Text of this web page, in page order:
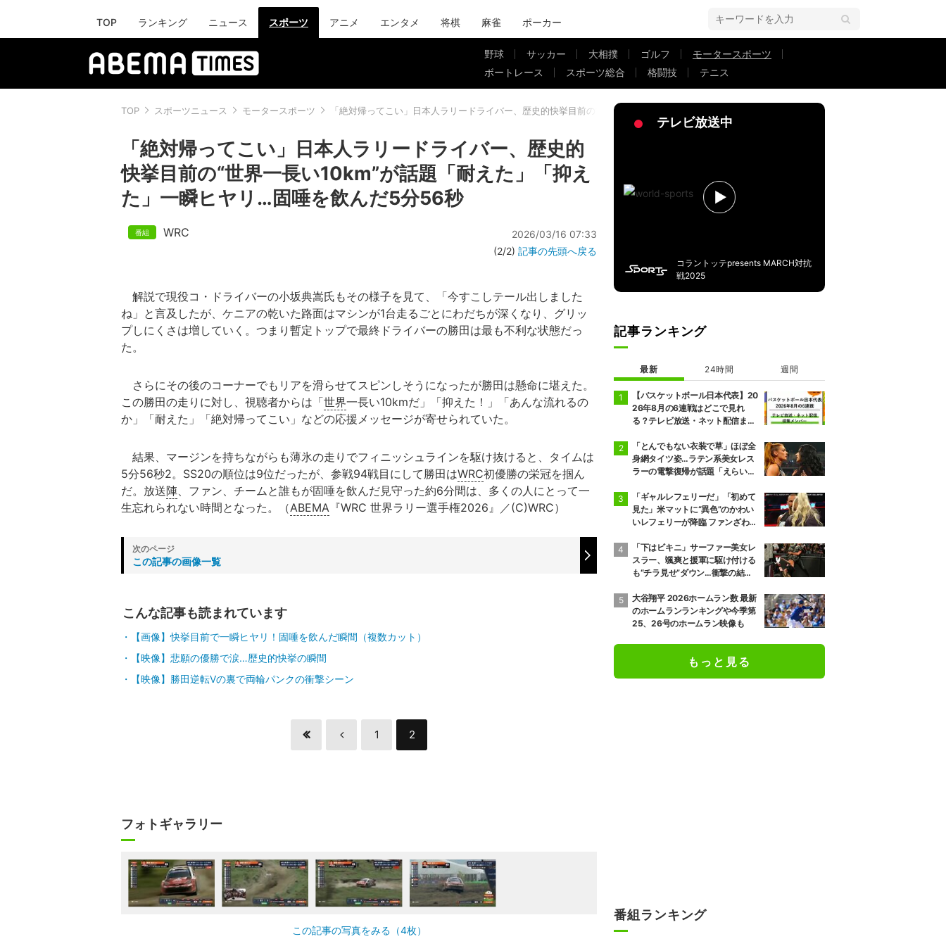
TOP ランキング ニュース スポーツ アニメ エンタメ 将棋 麻雀 ポーカー
野球 サッカー 大相撲 ゴルフ
モータースポーツ
ボートレース
スポーツ総合 格闘技 テニス
TOP スポーツニュース モータースポーツ 「絶対帰ってこい」日本人ラリードライバー、歴史的快挙目前の“世界一長い10km”が話題「耐えた」「抑えた」一瞬ヒヤリ…固唾を飲んだ5分56秒
「絶対帰ってこい」日本人ラリードライバー、歴史的
快挙目前の“世界一長い10km”が話題「耐えた」「抑え
た」一瞬ヒヤリ…固唾を飲んだ5分56秒
WRC
2026/03/16 07:33
(2/2) 記事の先頭へ戻る
解説で現役コ・ドライバーの小坂典嵩氏もその様子を見て、「今すこしテール出しました
ね」と言及したが、ケニアの乾いた路面はマシンが1台走るごとにわだちが深くなり、グリッ
プしにくさは増していく。つまり暫定トップで最終ドライバーの勝田は最も不利な状態だっ
た。
さらにその後のコーナーでもリアを滑らせてスピンしそうになったが勝田は懸命に堪えた。
この勝田の走りに対し、視聴者からは「世界一長い10kmだ」「抑えた！」「あんな流れるの
か」「耐えた」「絶対帰ってこい」などの応援メッセージが寄せられていた。
結果、マージンを持ちながらも薄氷の走りでフィニッシュラインを駆け抜けると、タイムは
5分56秒2。SS20の順位は9位だったが、参戦94戦目にして勝田はWRC初優勝の栄冠を掴ん
だ。放送陣、ファン、チームと誰もが固唾を飲んだ見守った約6分間は、多くの人にとって一
生忘れられない時間となった。（ABEMA 『WRC 世界ラリー選手権2026』／(C)WRC）
この記事の画像一覧
こんな記事も読まれています
【画像】快挙目前で一瞬ヒヤリ！固唾を飲んだ瞬間（複数カット）
【映像】悲願の優勝で涙…歴史的快挙の瞬間
【映像】勝田逆転Vの裏で両輪パンクの衝撃シーン
1 2
フォトギャラリー
この記事の写真をみる（4枚）
テレビ放送中
コラントッテpresents MARCH対抗
戦2025
記事ランキング
最新 24時間 週間
【バスケットボール日本代表】20
26年8月の6連戦はどこで見れ
る？テレビ放送・ネット配信まと
「とんでもない衣装で草」ほぼ全
身網タイツ姿…ラテン系美女レス
ラーの電撃復帰が話題「えらいセ
「ギャルレフェリーだ」「初めて
見た」米マットに“異色”のかわい
いレフェリーが降臨 ファンざわめ
「下はビキニ」サーファー美女レ
スラー、颯爽と援軍に駆け付ける
も“チラ見せ”ダウン…衝撃の結末
大谷翔平 2026ホームラン数 最新
のホームランランキングや今季第
25、26号のホームラン映像も
もっと見る
番組ランキング